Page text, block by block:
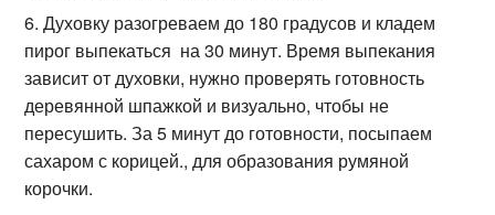
6. Духовку разогреваем до 180 градусов и кладем
пирог выпекаться на 30 минут. Время выпекания
зависит от духовки, нужно проверять готовность
деревянной шпажкой и визуально, чтобы не
пересушить. За 5 минут до готовности, посыпаем
сахаром с корицей., для образования румяной
корочки.